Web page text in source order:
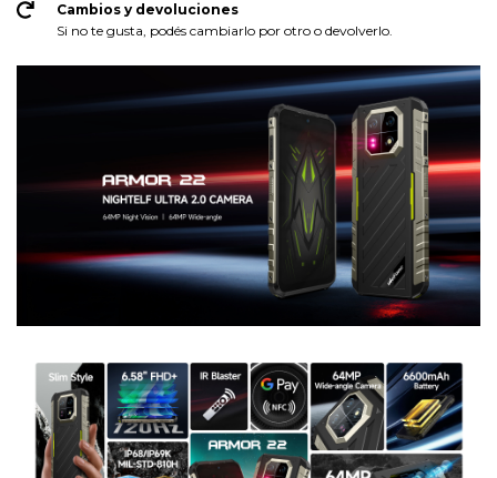
Cambios y devoluciones
Si no te gusta, podés cambiarlo por otro o devolverlo.